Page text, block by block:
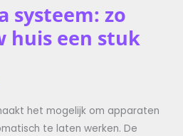
systeem: zo
huis een stuk
het mogelijk om apparaten
te laten werken. De